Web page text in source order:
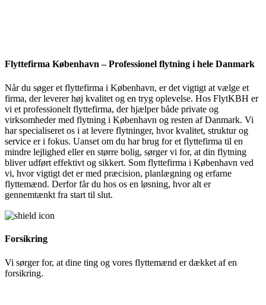
Flyttefirma København – Professionel flytning i hele Danmark
Når du søger et flyttefirma i København, er det vigtigt at vælge et
firma, der leverer høj kvalitet og en tryg oplevelse. Hos FlytKBH er
vi et professionelt flyttefirma, der hjælper både private og
virksomheder med flytning i København og resten af Danmark. Vi
har specialiseret os i at levere flytninger, hvor kvalitet, struktur og
service er i fokus. Uanset om du har brug for et flyttefirma til en
mindre lejlighed eller en større bolig, sørger vi for, at din flytning
bliver udført effektivt og sikkert. Som flyttefirma i København ved
vi, hvor vigtigt det er med præcision, planlægning og erfarne
flyttemænd. Derfor får du hos os en løsning, hvor alt er
gennemtænkt fra start til slut.
Forsikring
Vi sørger for, at dine ting og vores flyttemænd er dækket af en
forsikring.